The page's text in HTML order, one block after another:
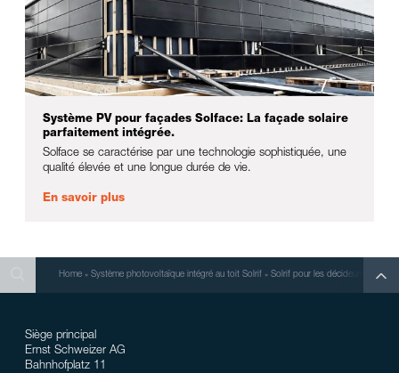
Système PV pour façades Solface: La façade solaire
parfaitement intégrée.
Solface se caractérise par une technologie sophistiquée, une
qualité élevée et une longue durée de vie.
En savoir plus
Search
Home » Système photovoltaïque intégré au toit Solrif » Solrif pour les décideurs
Siège principal
Ernst Schweizer AG
Bahnhofplatz 11